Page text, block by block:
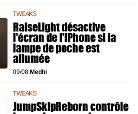
TWEAKS
RaiseLight désactive
l'écran de l'iPhone si la
lampe de poche est
allumée
09/08 Medhi
TWEAKS
JumpSkipReborn contrôle